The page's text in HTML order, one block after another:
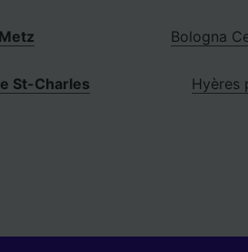
Metz
St-Charles
Bologna
Hyères